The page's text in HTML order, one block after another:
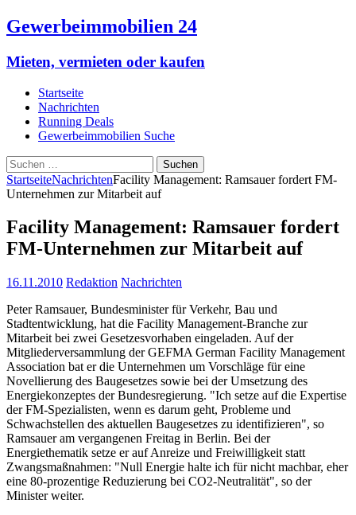
Gewerbeimmobilien 24
Mieten, vermieten oder kaufen
Startseite
Nachrichten
Running Deals
Gewerbeimmobilien Suche
Suchen
nach:
StartseiteNachrichtenFacility Management: Ramsauer fordert FM-
Unternehmen zur Mitarbeit auf
Facility Management: Ramsauer fordert
FM-Unternehmen zur Mitarbeit auf
16.11.2010 Redaktion Nachrichten
Peter Ramsauer, Bundesminister für Verkehr, Bau und
Stadtentwicklung, hat die Facility Management-Branche zur
Mitarbeit bei zwei Gesetzesvorhaben eingeladen. Auf der
Mitgliederversammlung der GEFMA German Facility Management
Association bat er die Unternehmen um Vorschläge für eine
Novellierung des Baugesetzes sowie bei der Umsetzung des
Energiekonzeptes der Bundesregierung. "Ich setze auf die Expertise
der FM-Spezialisten, wenn es darum geht, Probleme und
Schwachstellen des aktuellen Baugesetzes zu identifizieren", so
Ramsauer am vergangenen Freitag in Berlin. Bei der
Energiethematik setze er auf Anreize und Freiwilligkeit statt
Zwangsmaßnahmen: "Null Energie halte ich für nicht machbar, eher
eine 80-prozentige Reduzierung bei CO2-Neutralität", so der
Minister weiter.